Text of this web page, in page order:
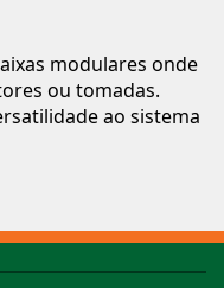
modulares onde
ou tomadas.
ao sistema